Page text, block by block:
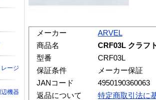
メーカー
ARVEL
商品名
CRF03L クラフ
型番
CRF03L
保証条件
メーカー保証
JANコード
4950190360063
返品について
特定商取引法に
ージ
機器